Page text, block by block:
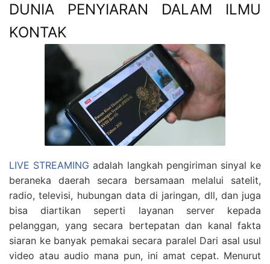
DUNIA PENYIARAN DALAM ILMU
KONTAK
LIVE STREAMING adalah langkah pengiriman sinyal ke
beraneka daerah secara bersamaan melalui satelit,
radio, televisi, hubungan data di jaringan, dll, dan juga
bisa diartikan seperti layanan server kepada
pelanggan, yang secara bertepatan dan kanal fakta
siaran ke banyak pemakai secara paralel Dari asal usul
video atau audio mana pun, ini amat cepat. Menurut